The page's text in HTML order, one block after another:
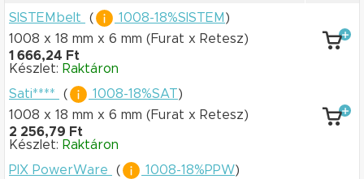
SISTEMbelt
( 1008-18%SISTEM )
1008 x 18 mm x 6 mm (Furat x Retesz)
1 666,24 Ft
Készlet: Raktáron
Sati****
( 1008-18%SAT)
1008 x 18 mm x 6 mm (Furat x Retesz)
2 256,79 Ft
Készlet: Raktáron
PIX PowerWare
( 1008-18%PPW)